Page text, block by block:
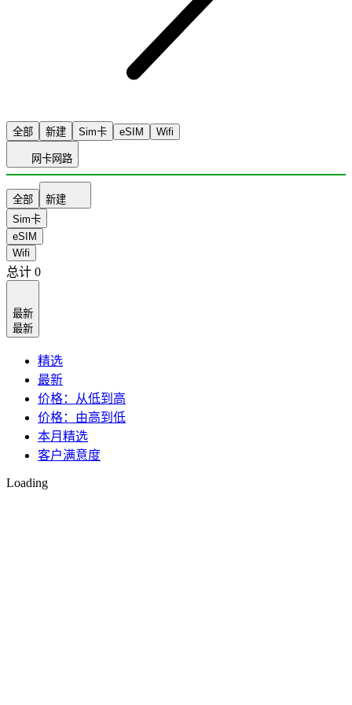
全部 新建 Sim卡 eSIM Wifi
网卡网路
全部
新建
Sim卡
eSIM
Wifi
总计 0
最新
最新
精选
最新
价格：从低到高
价格：由高到低
本月精选
客户满意度
Loading